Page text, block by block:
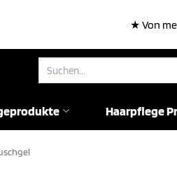
★ Von
Suchen
Haarpflege